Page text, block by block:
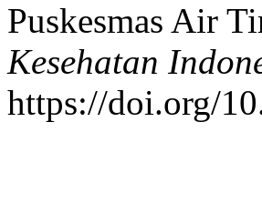
Puskesmas Air
Kesehatan
https://doi.org/